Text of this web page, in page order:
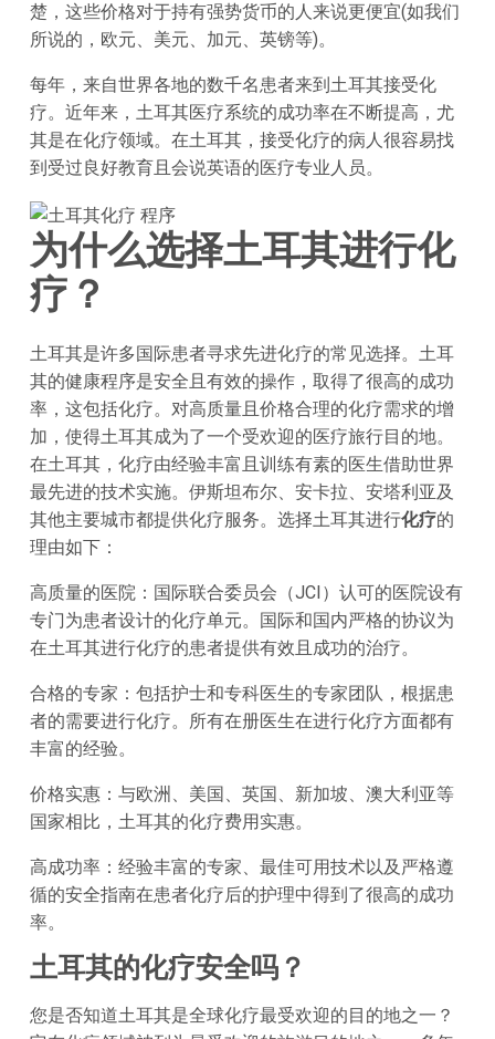
楚，这些价格对于持有强势货币的人来说更便宜(如我们
所说的，欧元、美元、加元、英镑等)。
每年，来自世界各地的数千名患者来到土耳其接受化
疗。近年来，土耳其医疗系统的成功率在不断提高，尤
其是在化疗领域。在土耳其，接受化疗的病人很容易找
到受过良好教育且会说英语的医疗专业人员。
为什么选择土耳其进行化
疗？
土耳其是许多国际患者寻求先进化疗的常见选择。土耳
其的健康程序是安全且有效的操作，取得了很高的成功
率，这包括化疗。对高质量且价格合理的化疗需求的增
加，使得土耳其成为了一个受欢迎的医疗旅行目的地。
在土耳其，化疗由经验丰富且训练有素的医生借助世界
最先进的技术实施。伊斯坦布尔、安卡拉、安塔利亚及
其他主要城市都提供化疗服务。选择土耳其进行化疗的
理由如下：
高质量的医院：国际联合委员会（JCI）认可的医院设有
专门为患者设计的化疗单元。国际和国内严格的协议为
在土耳其进行化疗的患者提供有效且成功的治疗。
合格的专家：包括护士和专科医生的专家团队，根据患
者的需要进行化疗。所有在册医生在进行化疗方面都有
丰富的经验。
价格实惠：与欧洲、美国、英国、新加坡、澳大利亚等
国家相比，土耳其的化疗费用实惠。
高成功率：经验丰富的专家、最佳可用技术以及严格遵
循的安全指南在患者化疗后的护理中得到了很高的成功
率。
土耳其的化疗安全吗？
您是否知道土耳其是全球化疗最受欢迎的目的地之一？